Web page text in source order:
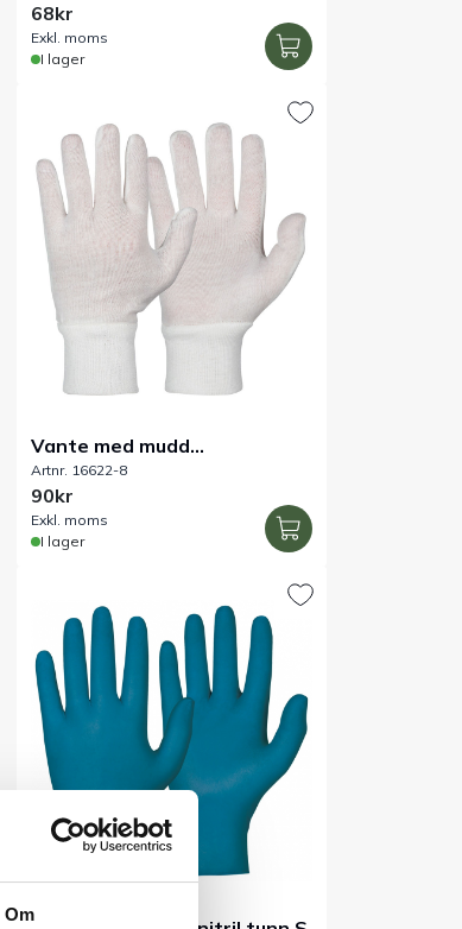
Om
68kr
Exkl. moms
I lager
Vante med mudd
polyester/bomull, stl 8
Artnr. 16622-8
90kr
Exkl. moms
I lager